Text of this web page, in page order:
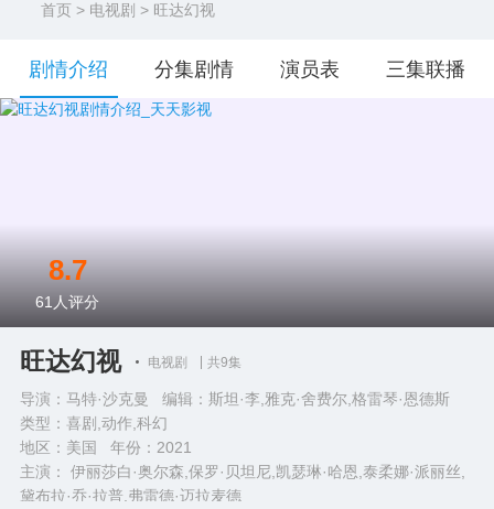
首页 > 电视剧 > 旺达幻视
剧情介绍 分集剧情 演员表 三集联播
旺达幻视 电视剧 共9集
导演：马特·沙克曼 编辑：斯坦·李,雅克·舍费尔,格雷琴·恩德斯
类型： 喜剧,动作,科幻
地区：美国 年份： 2021
主演： 伊丽莎白·奥尔森,保罗·贝坦尼,凯瑟琳·哈恩,泰柔娜·派丽丝,
黛布拉·乔·拉普,弗雷德·迈拉麦德
8.7
61 人评分